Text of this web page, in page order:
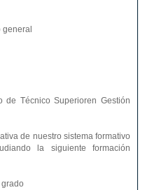
Técnico Superioren Gestión
de nuestro sistema formativo
la siguiente formación